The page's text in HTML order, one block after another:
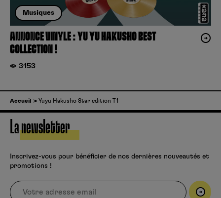
Musiques
ANNONCE VINYLE : YU YU HAKUSHO BEST
COLLECTION !
3153
Accueil Yuyu Hakusho Star edition T1
La newsletter
Inscrivez-vous pour bénéficier de nos dernières nouveautés et
promotions !